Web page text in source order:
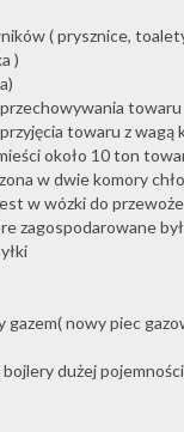
( prysznice,
)
towaru
towaru z wagą
około 10 ton
w dwie komory
w wózki do
zagospodarowane
nowy piec
dużej